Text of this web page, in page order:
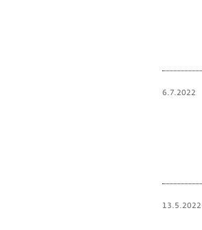
6.7.2022
13.5.2022